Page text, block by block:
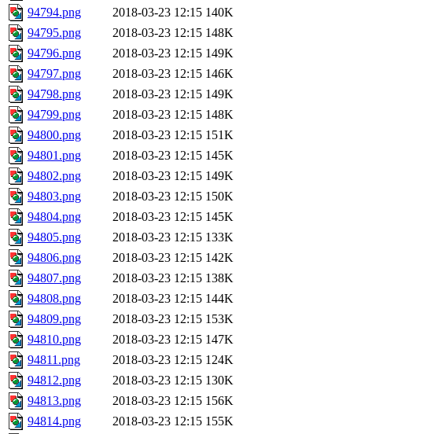
94794.png
2018-03-23 12:15 140K
94795.png
2018-03-23 12:15 148K
94796.png
2018-03-23 12:15 149K
94797.png
2018-03-23 12:15 146K
94798.png
2018-03-23 12:15 149K
94799.png
2018-03-23 12:15 148K
94800.png
2018-03-23 12:15 151K
94801.png
2018-03-23 12:15 145K
94802.png
2018-03-23 12:15 149K
94803.png
2018-03-23 12:15 150K
94804.png
2018-03-23 12:15 145K
94805.png
2018-03-23 12:15 133K
94806.png
2018-03-23 12:15 142K
94807.png
2018-03-23 12:15 138K
94808.png
2018-03-23 12:15 144K
94809.png
2018-03-23 12:15 153K
94810.png
2018-03-23 12:15 147K
94811.png
2018-03-23 12:15 124K
94812.png
2018-03-23 12:15 130K
94813.png
2018-03-23 12:15 156K
94814.png
2018-03-23 12:15 155K